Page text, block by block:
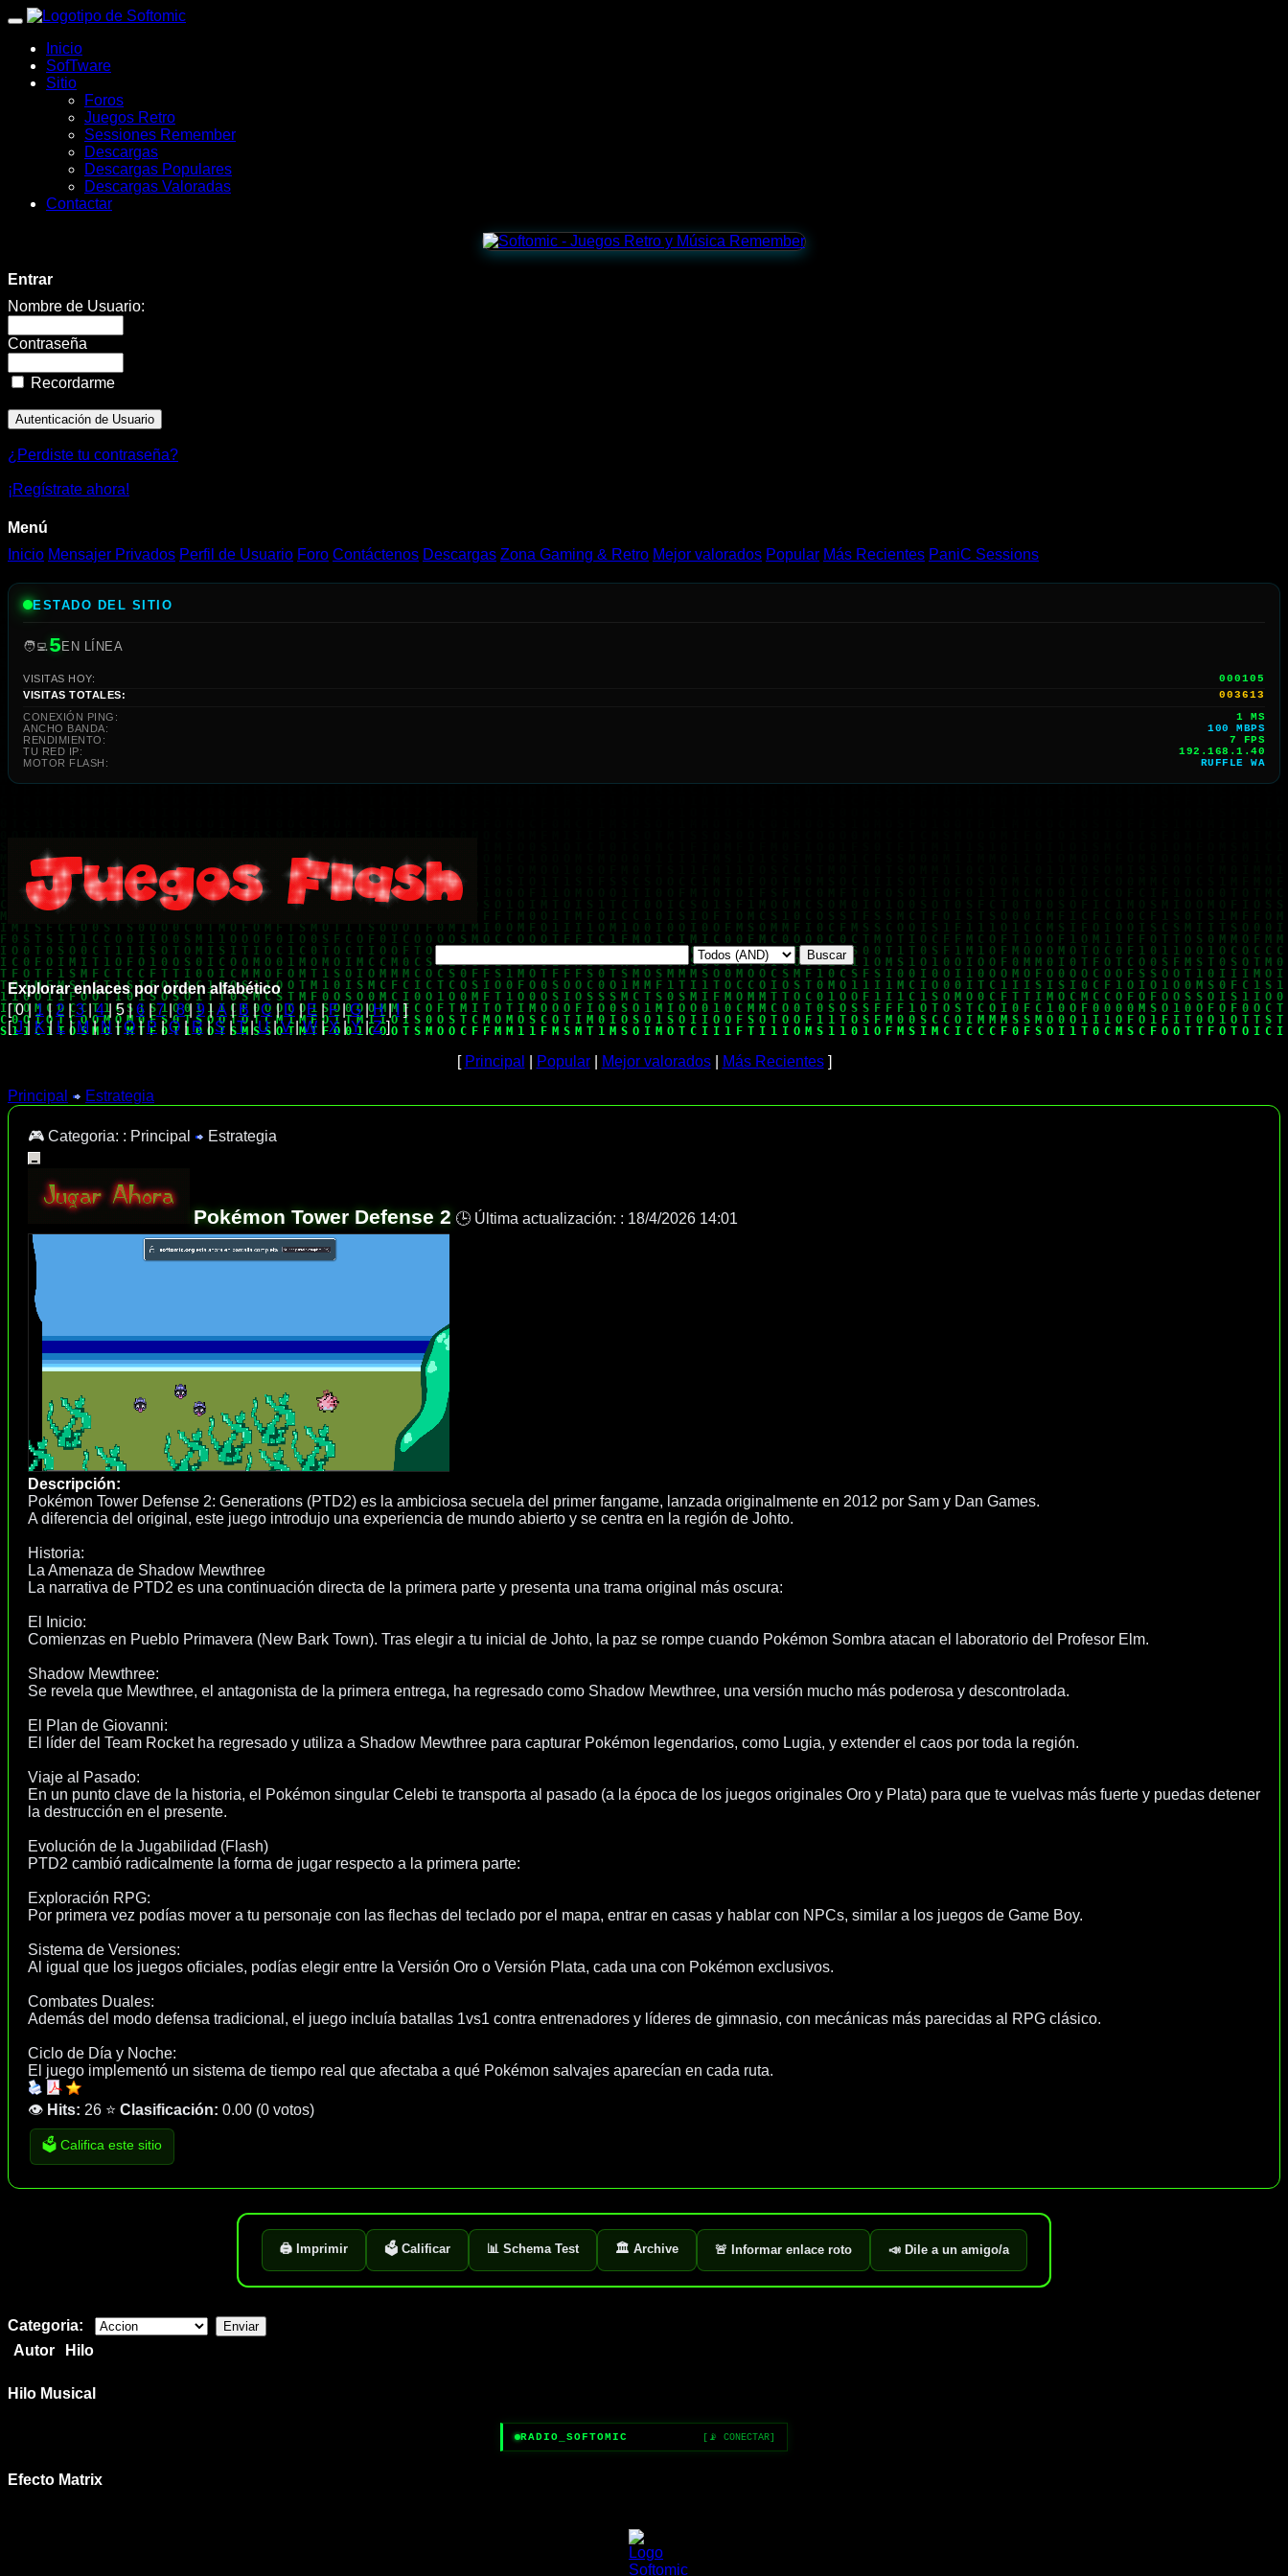
wWw.SofTomiC.org
Zona
Gaming
Retro
Pokémon
Tower
Defense
2
Inicio
SofTware
Sitio
Foros
Juegos Retro
Sessiones Remember
Descargas
Descargas Populares
Descargas Valoradas
Contactar
Entrar
Nombre de Usuario:
Contraseña
Recordarme
¿Perdiste tu contraseña?
¡Regístrate ahora!
Menú
Inicio Mensajer Privados Perfil de Usuario Foro Contáctenos Descargas Zona Gaming & Retro Mejor valorados Popular Más Recientes PaniC Sessions
ESTADO DEL SITIO
🧑‍💻 5EN LÍNEA
VISITAS HOY:
000105
VISITAS TOTALES:
003613
CONEXIÓN PING:
1 MS
ANCHO BANDA:
100 MBPS
RENDIMIENTO:
6 FPS
TU RED IP:
192.168.1.40
MOTOR FLASH:
RUFFLE WA
Explorar enlaces por orden alfabético
[ 0 |1 | 2 |3|4| 5 |6 |7|8| 9|A | B |C |D |E |F|G|H|I ]
[J| K| L |M | N |O| P |Q | R |S |T|U|V|W |X|Y|Z]
[ Principal Popular| Mejor valorados| Más Recientes]
Principal Estrategia
🎮 Categoria: : Principal Estrategia
Pokémon Tower Defense 2 🕒 Última actualización: : 18/4/2026 14:01
Descripción:
Pokémon Tower Defense 2: Generations (PTD2) es la ambiciosa secuela del primer fangame, lanzada originalmente en 2012 por Sam y Dan Games.
A diferencia del original, este juego introdujo una experiencia de mundo abierto y se centra en la región de Johto.
Historia:
La Amenaza de Shadow Mewthree
La narrativa de PTD2 es una continuación directa de la primera parte y presenta una trama original más oscura:
El Inicio:
Comienzas en Pueblo Primavera (New Bark Town). Tras elegir a tu inicial de Johto, la paz se rompe cuando Pokémon Sombra atacan el laboratorio del Profesor Elm.
Shadow Mewthree:
Se revela que Mewthree, el antagonista de la primera entrega, ha regresado como Shadow Mewthree, una versión mucho más poderosa y descontrolada.
El Plan de Giovanni:
El líder del Team Rocket ha regresado y utiliza a Shadow Mewthree para capturar Pokémon legendarios, como Lugia, y extender el caos por toda la región.
Viaje al Pasado:
En un punto clave de la historia, el Pokémon singular Celebi te transporta al pasado (a la época de los juegos originales Oro y Plata) para que te vuelvas más fuerte y puedas detener
la destrucción en el presente.
Evolución de la Jugabilidad (Flash)
PTD2 cambió radicalmente la forma de jugar respecto a la primera parte:
Exploración RPG:
Por primera vez podías mover a tu personaje con las flechas del teclado por el mapa, entrar en casas y hablar con NPCs, similar a los juegos de Game Boy.
Sistema de Versiones:
Al igual que los juegos oficiales, podías elegir entre la Versión Oro o Versión Plata, cada una con Pokémon exclusivos.
Combates Duales:
Además del modo defensa tradicional, el juego incluía batallas 1vs1 contra entrenadores y líderes de gimnasio, con mecánicas más parecidas al RPG clásico.
Ciclo de Día y Noche:
El juego implementó un sistema de tiempo real que afectaba a qué Pokémon salvajes aparecían en cada ruta.
👁️ Hits: 26 ⭐ Clasificación: 0.00 (0 votos)
🗳️ Califica este sitio
🖨️ Imprimir 🗳️ Calificar 📊 Schema Test 🏛️ Archive 🚨 Informar enlace roto 📣 Dile a un amigo/a
Categoria:
Autor
Hilo
Hilo Musical
RADIO_SOFTOMIC [📡 CONECTAR]
Efecto Matrix